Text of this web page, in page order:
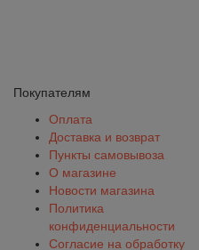
Покупателям
Оплата
Доставка и возврат
Пункты самовывоза
О магазине
Новости магазина
Политика
конфиденциальности
Согласие на обработку